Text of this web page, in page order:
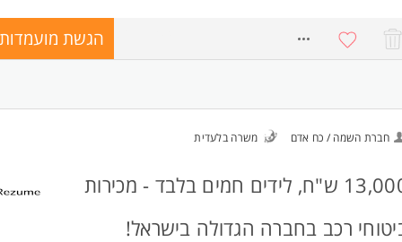
דרישות:
הגשת מועמדות
חברת השמה / כח אדם משרה בלעדית
13,000 ש"ח, לידים חמים בלבד - מכירות
רכב בחברה הגדולה בישראל!